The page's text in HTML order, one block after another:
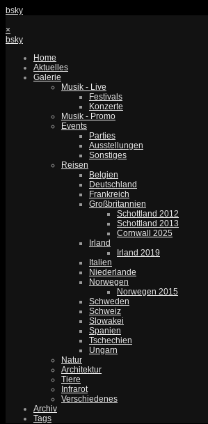
bsky
×
bsky
Home
Aktuelles
Galerie
Musik - Live
Festivals
Konzerte
Musik - Promo
Events
Parties
Ausstellungen
Sonstiges
Reisen
Belgien
Deutschland
Frankreich
Großbritannien
Schottland 2012
Schottland 2013
Cornwall 2025
Irland
Irland 2019
Italien
Niederlande
Norwegen
Norwegen 2015
Schweden
Schweiz
Slowakei
Spanien
Tschechien
Ungarn
Natur
Architektur
Tiere
Infrarot
Verschiedenes
Archiv
Tags